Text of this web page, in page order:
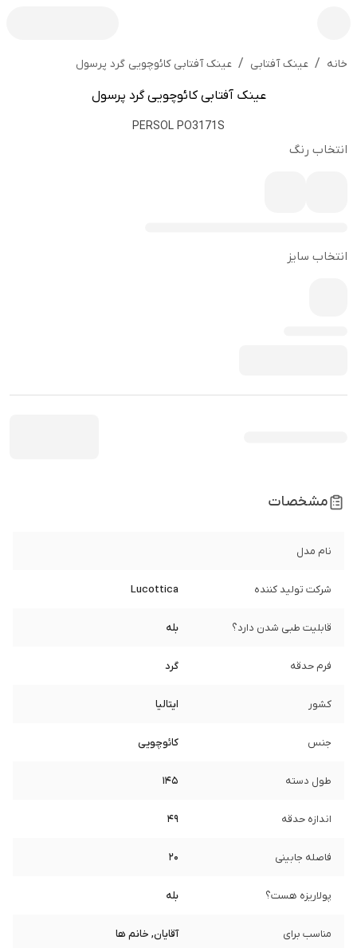
خانه / عینک آفتابی / عینک آفتابی کائوچویی گرد پرسول
عینک آفتابی کائوچویی گرد پرسول
PERSOL PO3171S
انتخاب رنگ
انتخاب سایز
مشخصات
نام مدل
شرکت تولید کننده Lucottica
قابلیت طبی شدن دارد؟ بله
فرم حدقه گرد
کشور ایتالیا
جنس کائوچویی
طول دسته 145
اندازه حدقه 49
فاصله جابینی 20
پولاریزه هست؟ بله
مناسب برای آقایان, خانم ها